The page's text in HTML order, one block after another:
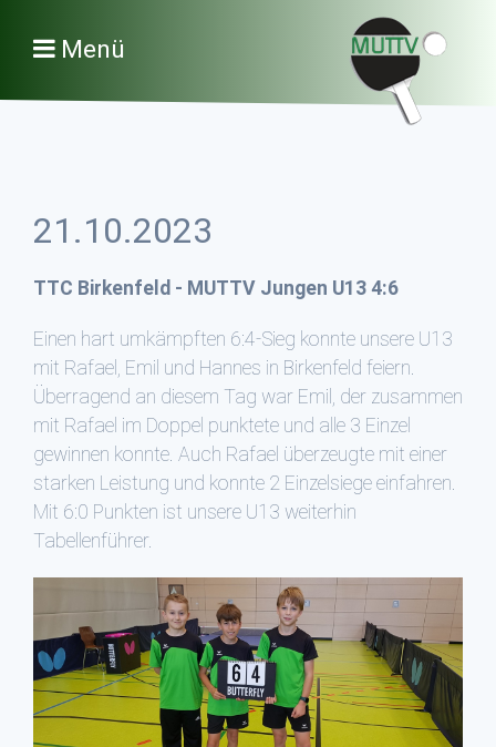
Menü
21.10.2023
TTC Birkenfeld - MUTTV Jungen U13 4:6
Einen hart umkämpften 6:4-Sieg konnte unsere U13
mit Rafael, Emil und Hannes in Birkenfeld feiern.
Überragend an diesem Tag war Emil, der zusammen
mit Rafael im Doppel punktete und alle 3 Einzel
gewinnen konnte. Auch Rafael überzeugte mit einer
starken Leistung und konnte 2 Einzelsiege einfahren.
Mit 6:0 Punkten ist unsere U13 weiterhin
Tabellenführer.